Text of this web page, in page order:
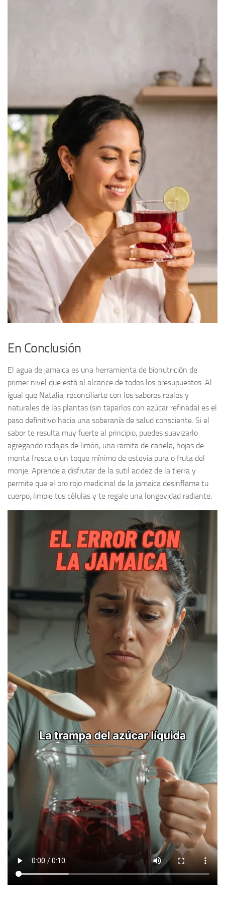
En Conclusión
El agua de jamaica es una herramienta de bionutrición de
primer nivel que está al alcance de todos los presupuestos. Al
igual que Natalia, reconciliarte con los sabores reales y
naturales de las plantas (sin taparlos con azúcar refinada) es el
paso definitivo hacia una soberanía de salud consciente. Si el
sabor te resulta muy fuerte al principio, puedes suavizarlo
agregando rodajas de limón, una ramita de canela, hojas de
menta fresca o un toque mínimo de estevia pura o fruta del
monje. Aprende a disfrutar de la sutil acidez de la tierra y
permite que el oro rojo medicinal de la jamaica desinflame tu
cuerpo, limpie tus células y te regale una longevidad radiante.